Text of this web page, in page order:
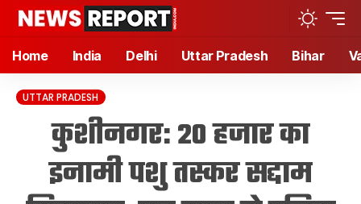
Home India Delhi Uttar Pradesh Bihar
UTTAR PRADESH
कुशीनगर: 20 हजार का
इनामी पशु तस्कर सद्दाम